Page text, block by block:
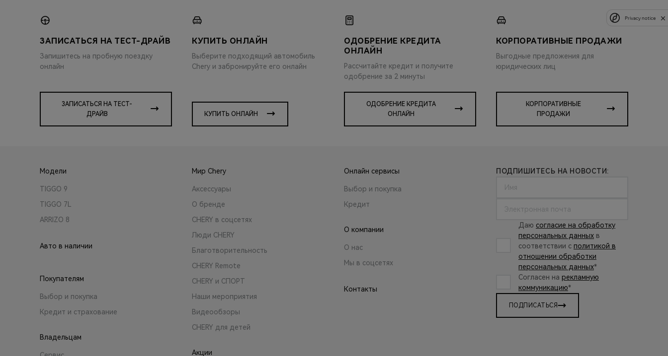
ЗАПИСАТЬСЯ НА ТЕСТ-ДРАЙВ
Запишитесь на пробную поездку
онлайн
ЗАПИСАТЬСЯ НА ТЕСТ-
ДРАЙВ
КУПИТЬ ОНЛАЙН
Выберите подходящий автомобиль
Chery и забронируйте его онлайн
КУПИТЬ ОНЛАЙН
ОДОБРЕНИЕ КРЕДИТА
ОНЛАЙН
Рассчитайте кредит и получите
одобрение за 2 минуты
ОДОБРЕНИЕ КРЕДИТА
ОНЛАЙН
КОРПОРАТИВНЫЕ ПРОДАЖИ
Выгодные предложения для
юридических лиц
КОРПОРАТИВНЫЕ
ПРОДАЖИ
Модели
TIGGO 9
TIGGO 7L
ARRIZO 8
Авто в наличии
Покупателям
Выбор и покупка
Кредит и страхование
Владельцам
Мир Chery
Аксессуары
О бренде
CHERY в соцсетях
Люди CHERY
Благотворительность
CHERY Remote
CHERY и СПОРТ
Наши мероприятия
Видеообзоры
CHERY для детей
Акции
Онлайн сервисы
Выбор и покупка
Кредит
О компании
О нас
Мы в соцсетях
Контакты
ПОДПИШИТЕСЬ НА НОВОСТИ:
Даю согласие на обработку
персональных данных в
соответствии с политикой в
отношении обработки
персональных данных*
Согласен на рекламную
коммуникацию*
ПОДПИСАТЬСЯ
Privacy notice